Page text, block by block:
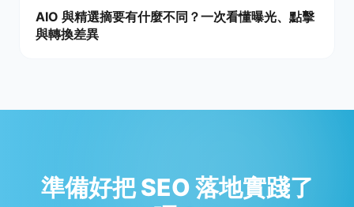
AIO 與精選摘要有什麼不同？一次看懂曝光、點擊
與轉換差異
準備好把 SEO 落地實踐了